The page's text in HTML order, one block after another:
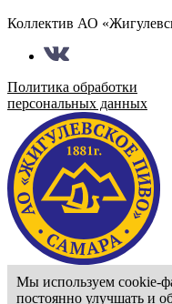
Коллектив АО
Политика обработки
персональных данных
Сайт доступен только
Подтвердите ваш возраст
Мы используем cookie-
постоянно улучшать и